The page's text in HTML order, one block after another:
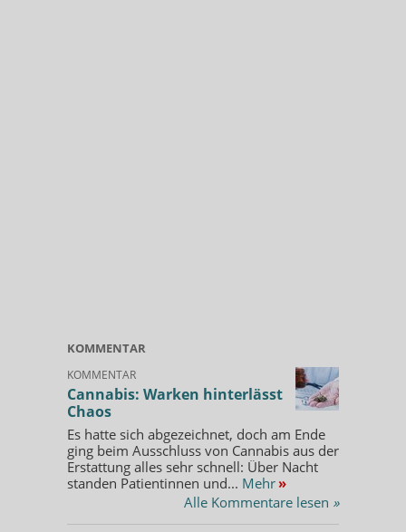
KOMMENTAR
KOMMENTAR
Cannabis: Warken hinterlässt
Chaos
Es hatte sich abgezeichnet, doch am Ende
ging beim Ausschluss von Cannabis aus der
Erstattung alles sehr schnell: Über Nacht
standen Patientinnen und... Mehr »
Alle Kommentare lesen »